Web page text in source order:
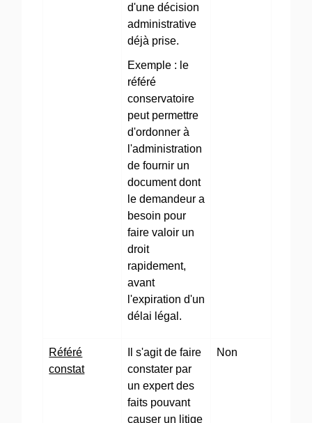
d'une décision
administrative
déjà prise.
Exemple : le
référé
conservatoire
peut permettre
d'ordonner à
l'administration
de fournir un
document dont
le demandeur a
besoin pour
faire valoir un
droit
rapidement,
avant
l'expiration d'un
délai légal.
Référé
constat
Il s'agit de faire
constater par
un expert des
faits pouvant
causer un litige
Non